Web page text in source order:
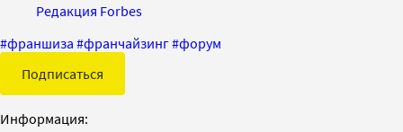
Редакция Forbes
#франшиза #франчайзинг#форум
Подписаться
Информация: